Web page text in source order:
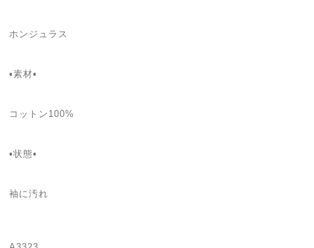
ホンジュラス
▪️素材▪️
コットン100%
▪️状態▪️
袖に汚れ